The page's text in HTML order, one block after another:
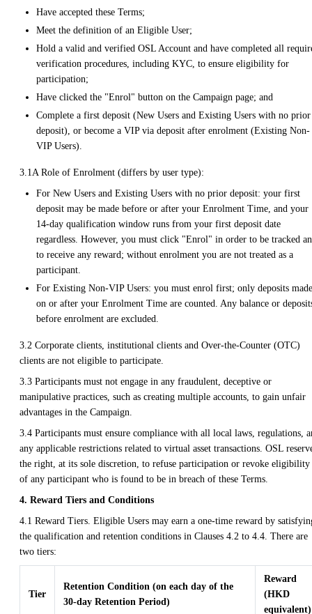
Have accepted these Terms;
Meet the definition of an Eligible User;
Hold a valid and verified OSL Account and have completed all
verification procedures, including KYC, to ensure eligibility for
participation;
Have clicked the "Enrol" button on the Campaign page; and
Complete a first deposit (New Users and Existing Users with no prior
deposit), or become a VIP via deposit after enrolment (Existing Non-
VIP Users).
3.1A Role of Enrolment (differs by user type):
For New Users and Existing Users with no prior deposit: your first
deposit may be made before or after your Enrolment Time, and your
14-day qualification window runs from your first deposit date
regardless. However, you must click "Enrol" in order to be tracked
to receive any reward; without enrolment you are not treated as a
participant.
For Existing Non-VIP Users: you must enrol first; only deposits made
on or after your Enrolment Time are counted. Any balance or
before enrolment are excluded.
3.2 Corporate clients, institutional clients and Over-the-Counter (OTC)
clients are not eligible to participate.
3.3 Participants must not engage in any fraudulent, deceptive or
manipulative practices, such as creating multiple accounts, to gain unfair
advantages in the Campaign.
3.4 Participants must ensure compliance with all local laws, regulations,
any applicable restrictions related to virtual asset transactions. OSL
the right, at its sole discretion, to refuse participation or revoke eligibility
of any participant who is found to be in breach of these Terms.
4. Reward Tiers and Conditions
4.1 Reward Tiers. Eligible Users may earn a one-time reward by
the qualification and retention conditions in Clauses 4.2 to 4.4. There are
two tiers:
Tier
Retention Condition (on each day of the
30-day Retention Period)
Reward
(HKD
equivalent)